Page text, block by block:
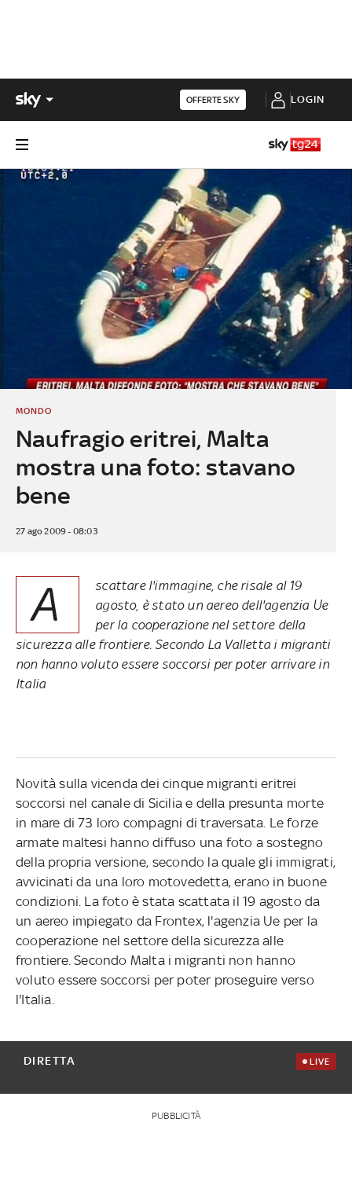
OFFERTE SKY LOGIN
Naufragio eritrei, Malta
mostra una foto: stavano
bene
MONDO
27 ago 2009 - 08:03
A
scattare l'immagine, che risale al 19
agosto, è stato un aereo dell'agenzia Ue
per la cooperazione nel settore della
sicurezza alle frontiere. Secondo La Valletta i migranti
non hanno voluto essere soccorsi per poter arrivare in
Italia
Novità sulla vicenda dei cinque migranti eritrei
soccorsi nel canale di Sicilia e della presunta morte
in mare di 73 loro compagni di traversata. Le forze
armate maltesi hanno diffuso una foto a sostegno
della propria versione, secondo la quale gli immigrati,
avvicinati da una loro motovedetta, erano in buone
condizioni. La foto è stata scattata il 19 agosto da
un aereo impiegato da Frontex, l'agenzia Ue per la
cooperazione nel settore della sicurezza alle
frontiere. Secondo Malta i migranti non hanno
voluto essere soccorsi per poter proseguire verso
l'Italia.
DIRETTA LIVE
PUBBLICITÀ